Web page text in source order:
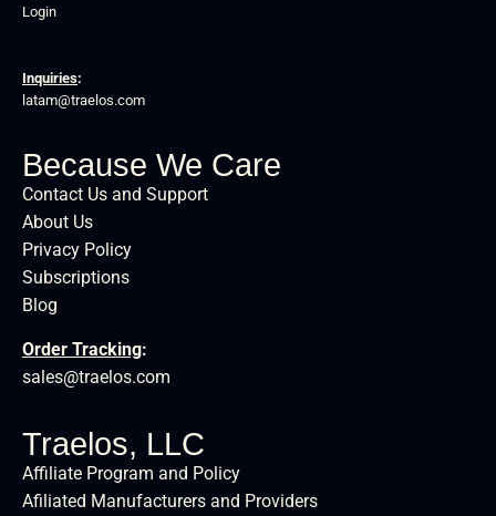
Login
Inquiries:
latam@traelos.com
Because We Care
Contact Us and Support
About Us
Privacy Policy
Subscriptions
Blog
Order Tracking:
sales@traelos.com
Traelos, LLC
Affiliate Program and Policy
Afiliated Manufacturers and Providers